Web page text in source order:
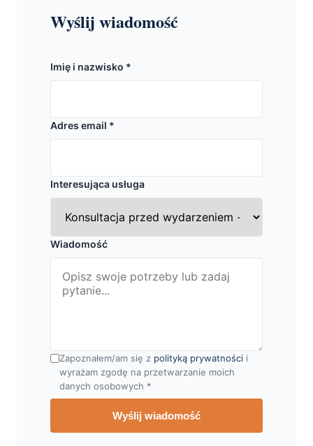
Wyślij wiadomość
Imię i nazwisko *
Adres email *
Interesująca usługa
Wiadomość
Zapoznałem/am się z polityką prywatności i
wyrażam zgodę na przetwarzanie moich
danych osobowych *
Wyślij wiadomość